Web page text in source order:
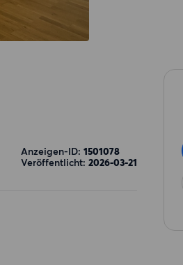
Anzeigen-ID: 1501078
Veröffentlicht: 2026-03-21